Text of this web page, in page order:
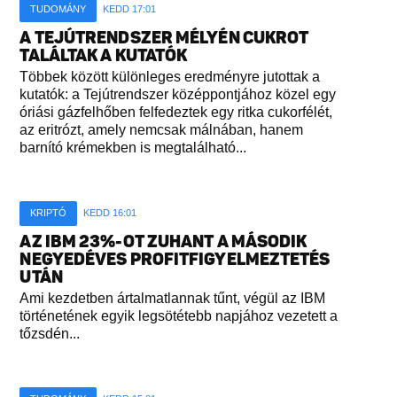
TUDOMÁNY KEDD 17:01
A TEJÚTRENDSZER MÉLYÉN CUKROT
TALÁLTAK A KUTATÓK
Többek között különleges eredményre jutottak a
kutatók: a Tejútrendszer középpontjához közel egy
óriási gázfelhőben felfedeztek egy ritka cukorfélét,
az eritrózt, amely nemcsak málnában, hanem
barnító krémekben is megtalálható...
KRIPTÓ KEDD 16:01
AZ IBM 23%-OT ZUHANT A MÁSODIK
NEGYEDÉVES PROFITFIGYELMEZTETÉS
UTÁN
Ami kezdetben ártalmatlannak tűnt, végül az IBM
történetének egyik legsötétebb napjához vezetett a
tőzsdén...